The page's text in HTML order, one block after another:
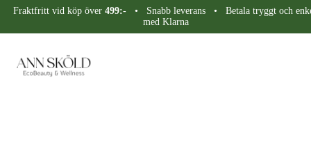
Fraktfritt vid köp över 499:-• Snabb leverans • Betala tryggt och
med Klarna